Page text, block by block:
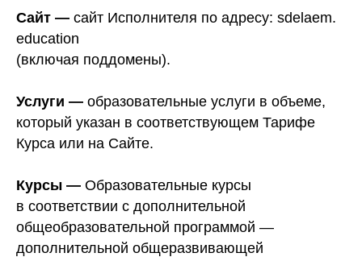
Сайт — сайт Исполнителя по адресу: sdelaem.
education
(включая поддомены).
Услуги — образовательные услуги в объеме,
который указан в соответствующем Тарифе
Курса или на Сайте.
Курсы — Образовательные курсы
в соответствии с дополнительной
общеобразовательной программой —
дополнительной общеразвивающей